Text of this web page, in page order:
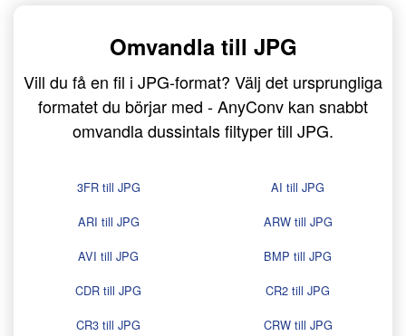
Omvandla till JPG
Vill du få en fil i JPG-format? Välj det ursprungliga
formatet du börjar med - AnyConv kan snabbt
omvandla dussintals filtyper till JPG.
3FR till JPG
AI till JPG
ARI till JPG
ARW till JPG
AVI till JPG
BMP till JPG
CDR till JPG
CR2 till JPG
CR3 till JPG
CRW till JPG